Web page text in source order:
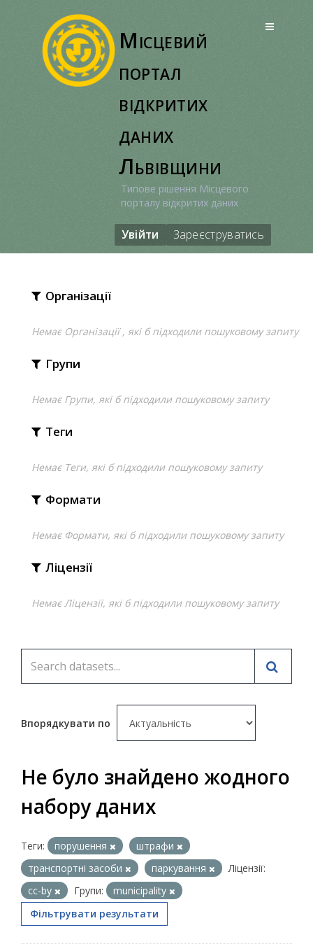
Місцевий
портал
відкритих
даних
Львівщини
Типове рішення Місцевого
порталу відкритих даних
Увійти Зареєструватись
Організації
Немає Організації , які б підходили пошуковому запиту
Групи
Немає Групи, які б підходили пошуковому запиту
Теги
Немає Теги, які б підходили пошуковому запиту
Формати
Немає Формати, які б підходили пошуковому запиту
Ліцензії
Немає Ліцензії, які б підходили пошуковому запиту
Впорядкувати по
Не було знайдено жодного
набору даних
Теги: порушення
штрафи
транспортні засоби
паркування
Ліцензії:
cc-by
Групи:
municipality
Фільтрувати результати